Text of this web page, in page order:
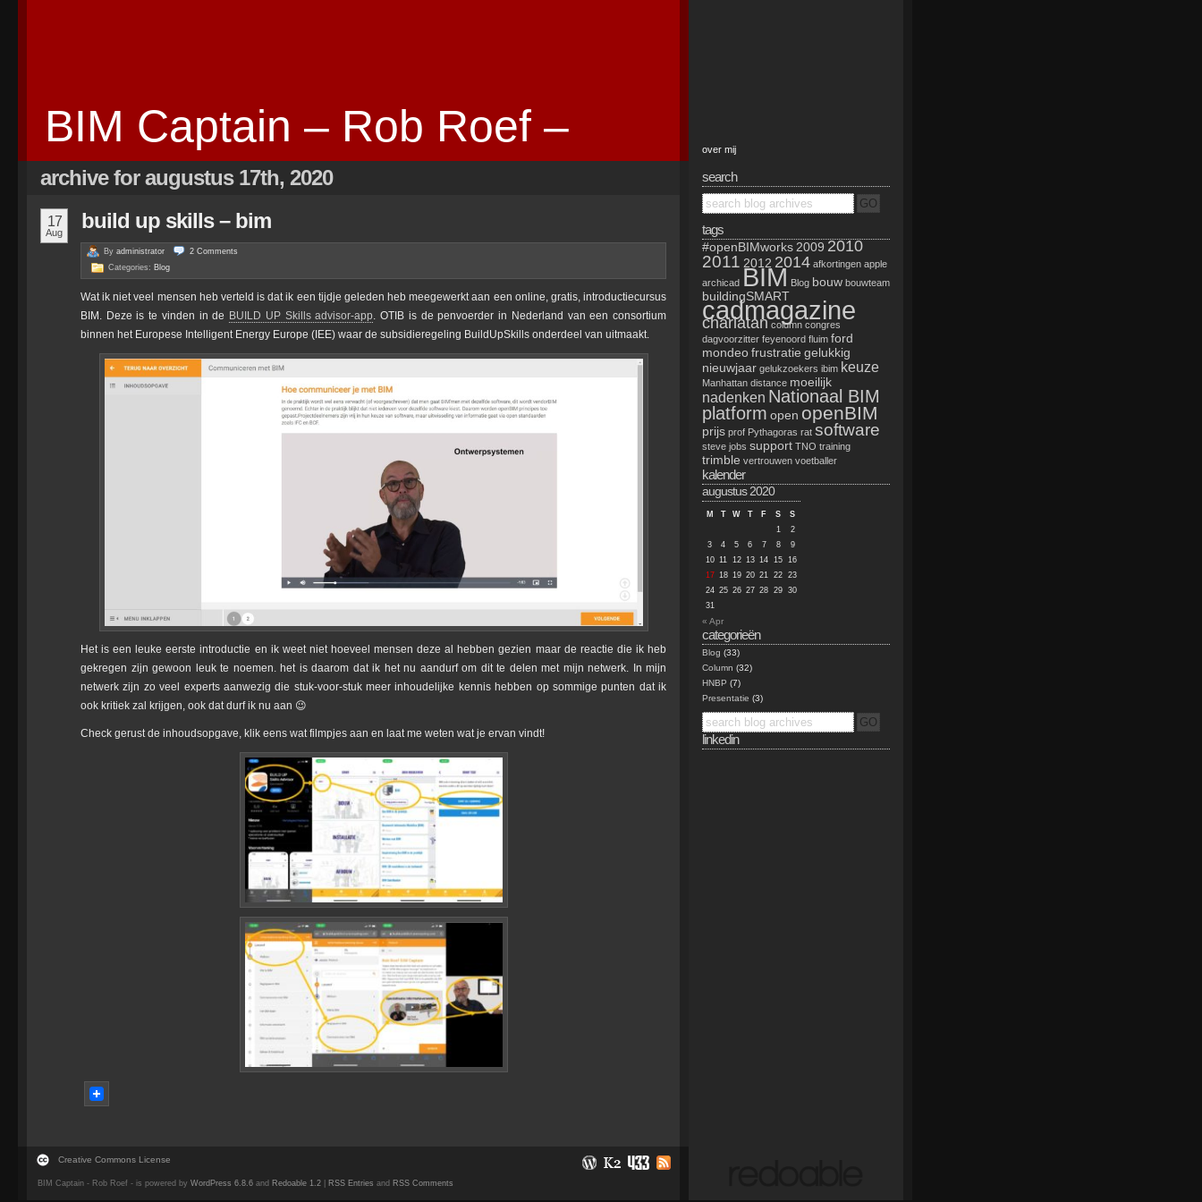
BIM Captain – Rob Roef – over mij
archive for augustus 17th, 2020
17
Aug build up skills – bim
By administrator 2 Comments
Categories: Blog
Wat ik niet veel mensen heb verteld is dat ik een tijdje geleden heb meegewerkt aan een online, gratis, introductiecursus
BIM. Deze is te vinden in de BUILD UP Skills advisor-app. OTIB is de penvoerder in Nederland van een consortium
binnen het Europese Intelligent Energy Europe (IEE) waar de subsidieregeling BuildUpSkills onderdeel van uitmaakt.
Het is een leuke eerste introductie en ik weet niet hoeveel mensen deze al hebben gezien maar de reactie die ik heb
gekregen zijn gewoon leuk te noemen. het is daarom dat ik het nu aandurf om dit te delen met mijn netwerk. In mijn
netwerk zijn zo veel experts aanwezig die stuk-voor-stuk meer inhoudelijke kennis hebben op sommige punten dat ik
ook kritiek zal krijgen, ook dat durf ik nu aan 😉
Check gerust de inhoudsopgave, klik eens wat filmpjes aan en laat me weten wat je ervan vindt!
search
tags
#openBIMworks 2009 2010
2011 2012 2014 afkortingen apple
archicad BIM Blog bouw bouwteam
buildingSMART
cadmagazine
charlatan column congres
dagvoorzitter feyenoord fluim ford
mondeofrustratie gelukkig
nieuwjaar gelukzoekers ibim keuze
Manhattan distance moeilijk
nadenken Nationaal BIM
platform open openBIM
prijs prof Pythagoras rat software
steve jobs support TNO training
trimble vertrouwen voetballer
kalender
augustus 2020
M T W T F S
S
1
2
3
4 5 6 7 8
9
10 11 12 13 14 15 16
17 18 19 20 21 22 23
24 25 26 27 28 29 30
31
« Apr
categorieën
Blog (33)
Column (32)
HNBP (7)
Presentatie (3)
linkedin
Creative Commons License
BIM Captain - Rob Roef - is powered by WordPress 6.8.6 and Redoable 1.2 RSS Entries and RSS Comments